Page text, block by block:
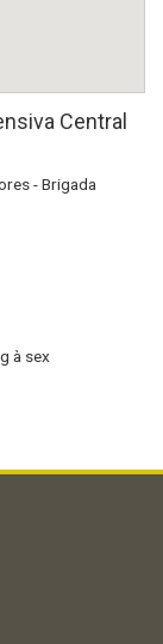
Central
- Brigada
à sex